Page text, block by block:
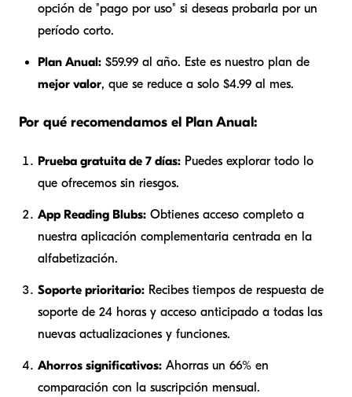
opción de "pago por uso" si deseas probarla por un
período corto.
Plan Anual: $59.99 al año. Este es nuestro plan de
mejor valor, que se reduce a solo $4.99 al mes.
Por qué recomendamos el Plan Anual:
Prueba gratuita de 7 días: Puedes explorar todo lo
que ofrecemos sin riesgos.
App Reading Blubs: Obtienes acceso completo a
nuestra aplicación complementaria centrada en la
alfabetización.
Soporte prioritario: Recibes tiempos de respuesta de
soporte de 24 horas y acceso anticipado a todas las
nuevas actualizaciones y funciones.
Ahorros significativos: Ahorras un 66% en
comparación con la suscripción mensual.